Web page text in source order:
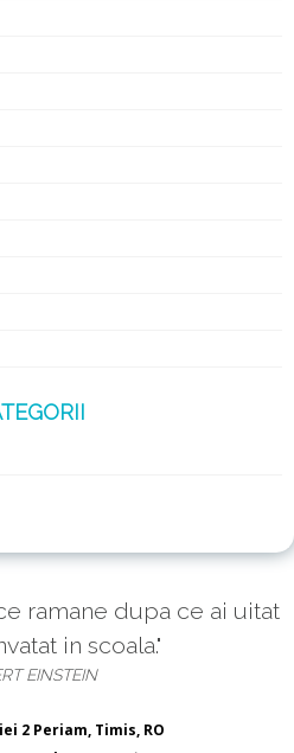
ramane dupa ce ai uitat
in scoala."
EINSTEIN
2 Periam, Timis, RO